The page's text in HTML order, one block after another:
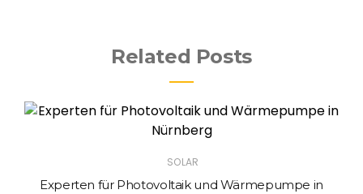
Related Posts
SOLAR
Experten für Photovoltaik und Wärmepumpe in